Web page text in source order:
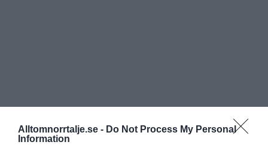
Alltomnorrtalje.se - Do Not Process My Personal
Information